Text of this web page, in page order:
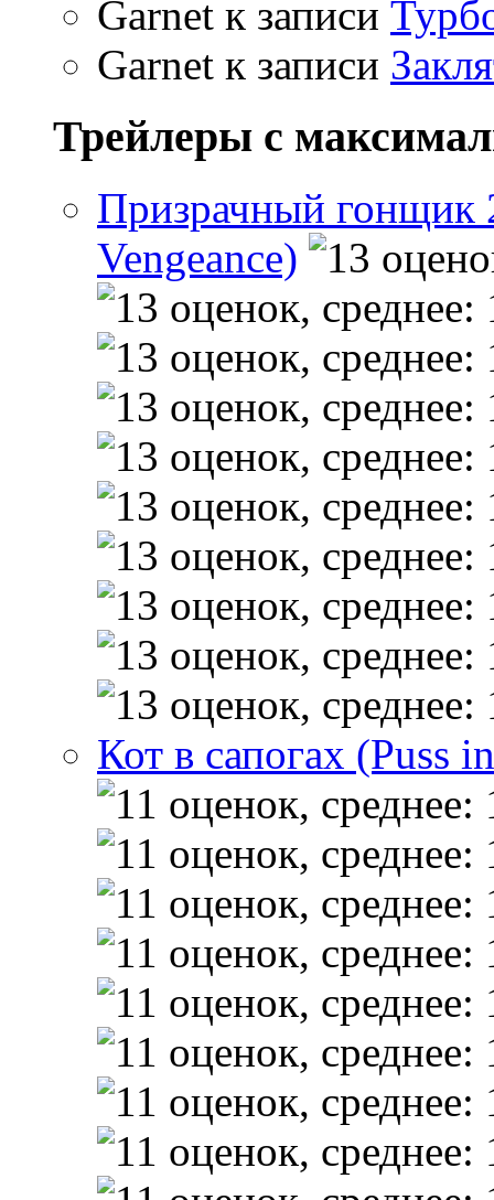
Garnet к записи
Garnet к записи
Трейлеры с
Призрачный гонщик
Vengeance)
Кот в сапогах (Puss